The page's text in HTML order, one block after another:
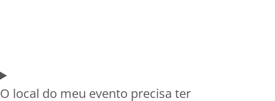
O local do meu evento precisa ter